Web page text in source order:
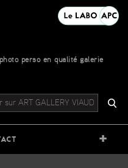
perso en qualité galerie
+